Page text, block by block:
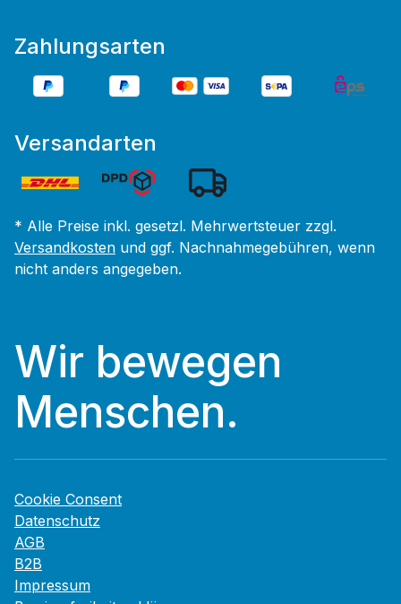
Zahlungsarten
Versandarten
* Alle Preise inkl. gesetzl. Mehrwertsteuer zzgl.
Versandkosten und ggf. Nachnahmegebühren, wenn
nicht anders angegeben.
Wir bewegen
Menschen.
Cookie Consent
Datenschutz
AGB
B2B
Impressum